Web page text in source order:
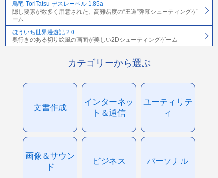
鳥竜-ToriTatsu-デスレーベル 1.85a
隠し要素が数多く用意された、高難易度の“王道”弾幕シューティングゲ
ーム
ほういち世界漫遊記 2.0
奥行きのある切り絵風の画面が美しい2Dシューティングゲーム
カテゴリーから選ぶ
文書作成
インターネッ
ト＆通信
ユーティリテ
ィ
画像＆サウン
ド
ビジネス パーソナル